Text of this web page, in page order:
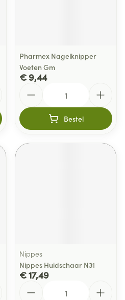
Pharmex Nagelknipper
Voeten Gm
€ 9,44
Bestel
Nippes
Nippes Huidschaar N31
€ 17,49